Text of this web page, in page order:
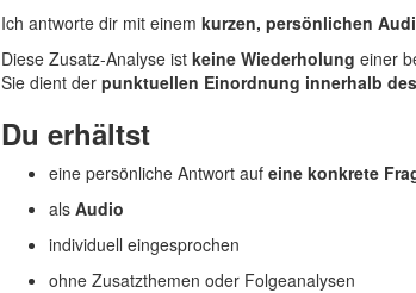
Ich antworte dir mit einem kurzen, persönlichen
Diese Zusatz-Analyse ist keine Wiederholung einer
Sie dient der punktuellen Einordnung innerhalb
Du erhältst
eine persönliche Antwort auf eine konkrete
als Audio
individuell eingesprochen
ohne Zusatzthemen oder Folgeanalysen